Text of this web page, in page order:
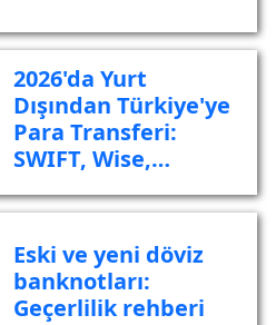
2026'da Yurt
Dışından Türkiye'ye
Para Transferi:
SWIFT, Wise,
Bankası Avrupa
Şubeleri
Karşılaştırması
Eski ve yeni döviz
banknotları:
Geçerlilik rehberi